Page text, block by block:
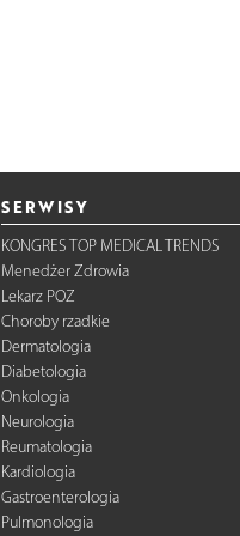
SERWISY
KONGRES TOP MEDICAL TRENDS
Menedżer Zdrowia
Lekarz POZ
Choroby rzadkie
Dermatologia
Diabetologia
Onkologia
Neurologia
Reumatologia
Kardiologia
Gastroenterologia
Pulmonologia